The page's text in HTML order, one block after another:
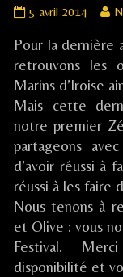
Celtic
/
Nantes
published
5 avril 2014
by
the
of
/
Pour la dernière
retrouvons les
Marins d’Iroise
Mais cette
notre premier
partageons
d’avoir réussi à
réussi à les faire
Nous tenons à
et Olive : vous
Festival.
disponibilité et